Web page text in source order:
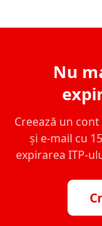
Nu
Creează un
și e-mail cu
expirarea ITP-